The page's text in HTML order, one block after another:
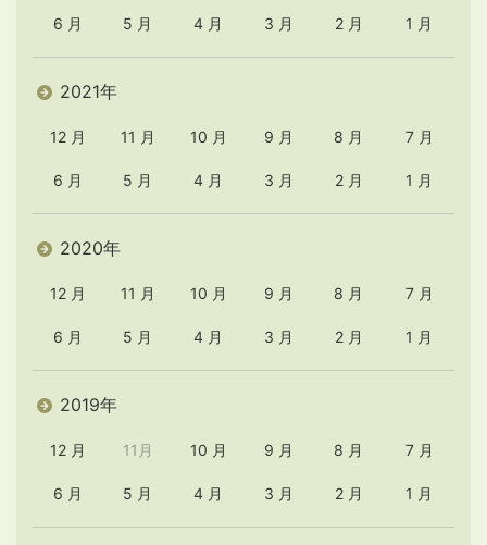
6 月 5 月 4 月 3 月 2 月 1 月
2021年
12 月 11 月 10 月 9 月 8 月 7 月
6 月 5 月 4 月 3 月 2 月 1 月
2020年
12 月 11 月 10 月 9 月 8 月 7 月
6 月 5 月 4 月 3 月 2 月 1 月
2019年
12 月 11月 10 月 9 月 8 月 7 月
6 月 5 月 4 月 3 月 2 月 1 月